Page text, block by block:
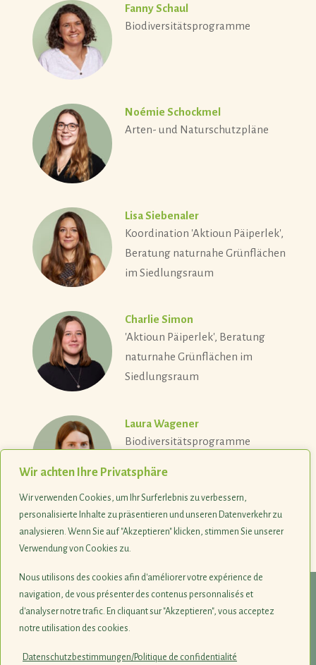
Wir achten Ihre Privatsphäre
Wir verwenden Cookies, um Ihr Surferlebnis zu verbessern,
personalisierte Inhalte zu präsentieren und unseren Datenverkehr zu
analysieren. Wenn Sie auf "Akzeptieren" klicken, stimmen Sie unserer
Verwendung von Cookies zu.
Nous utilisons des cookies afin d'améliorer votre expérience de
navigation, de vous présenter des contenus personnalisés et
d'analyser notre trafic. En cliquant sur "Akzeptieren", vous acceptez
notre utilisation des cookies.
Datenschutzbestimmungen/Politique de confidentialité
Fanny Schaul
Biodiversitätsprogramme
Noémie Schockmel
Arten- und Naturschutzpläne
Lisa Siebenaler
Koordination 'Aktioun Päiperlek',
Beratung naturnahe Grünflächen
im Siedlungsraum
Charlie Simon
'Aktioun Päiperlek', Beratung
naturnahe Grünflächen im
Siedlungsraum
Laura Wagener
Biodiversitätsprogramme
© 1990-2026
12, rue de Capellen · L-8393 Olm